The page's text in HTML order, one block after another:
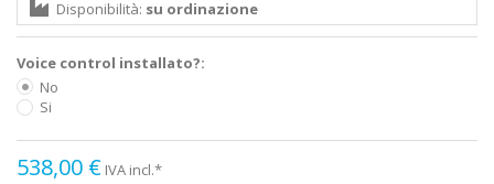
Disponibilità: su ordinazione
Voice control installato?:
No
Si
538,00 € IVA incl.*